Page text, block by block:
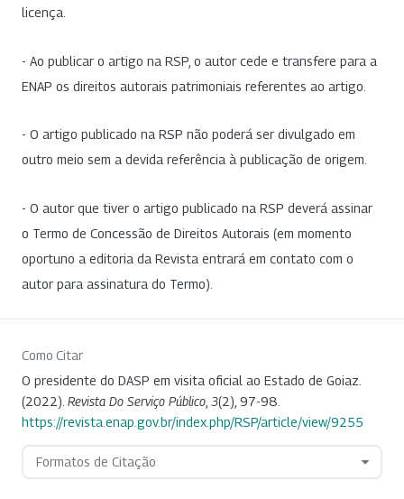
licença.
- Ao publicar o artigo na RSP, o autor cede e transfere para a
ENAP os direitos autorais patrimoniais referentes ao artigo.
- O artigo publicado na RSP não poderá ser divulgado em
outro meio sem a devida referência à publicação de origem.
- O autor que tiver o artigo publicado na RSP deverá assinar
o Termo de Concessão de Direitos Autorais (em momento
oportuno a editoria da Revista entrará em contato com o
autor para assinatura do Termo).
Como Citar
O presidente do DASP em visita oficial ao Estado de Goiaz.
(2022). Revista Do Serviço Público 3(2), 97-98.
https://revista.enap.gov.br/index.php/RSP/article/view/9255
Formatos de Citação